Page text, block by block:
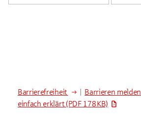
Barrierefreiheit Barrieren melden
einfach erklärt (PDF 178 KB)